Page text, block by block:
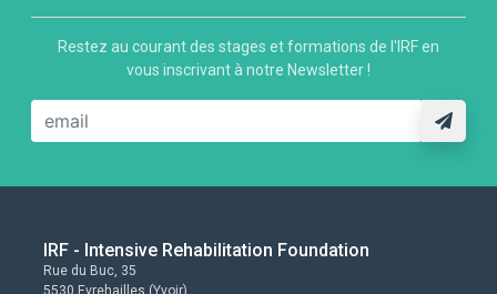
Restez au courant des stages et formations de l'IRF en
vous inscrivant à notre Newsletter !
IRF - Intensive Rehabilitation Foundation
Rue du Buc, 35
5530 Evrehailles (Yvoir)